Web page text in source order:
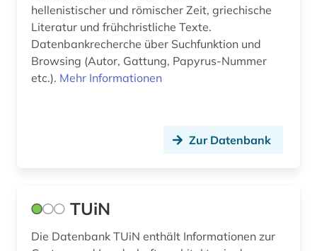
ejournals (1)
elearning (1)
elektronisches publizieren (1)
hellenistischer und römischer Zeit, griechische
Literatur und frühchristliche Texte.
Datenbankrecherche über Suchfunktion und
Browsing (Autor, Gattung, Papyrus-Nummer
etc.). Mehr Informationen
Zur Datenbank
TUiN
Die Datenbank TUiN enthält Informationen zur